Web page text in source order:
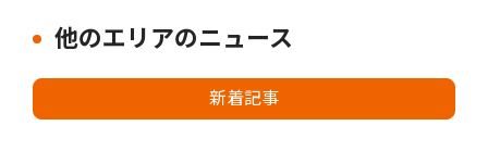
他のエリアのニュース
新着記事